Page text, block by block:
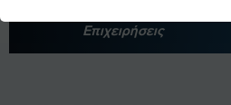
Επιχειρήσεις